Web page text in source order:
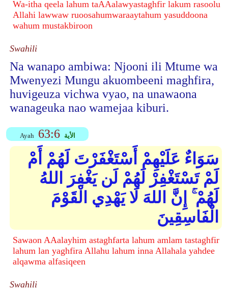
Wa-itha qeela lahum taAAalawyastaghfir lakum rasoolu
Allahi lawwaw ruoosahumwaraaytahum yasuddoona
wahum mustakbiroon
Swahili
Na wanapo ambiwa: Njooni ili Mtume wa
Mwenyezi Mungu akuombeeni maghfira,
huvigeuza vichwa vyao, na unawaona
wanageuka nao wamejaa kiburi.
Ayah 63:6 الأية
سَوَاءٌ عَلَيْهِمْ أَسْتَغْفَرْتَ لَهُمْ أَمْ
لَمْ تَسْتَغْفِرْ لَهُمْ لَن يَغْفِرَ اللهُ
لَهُمْ ۚ إِنَّ اللهَ لَا يَهْدِي الْقَوْمَ
الْفَاسِقِينَ
Sawaon AAalayhim astaghfarta lahum amlam tastaghfir
lahum lan yaghfira Allahu lahum inna Allahala yahdee
alqawma alfasiqeen
Swahili